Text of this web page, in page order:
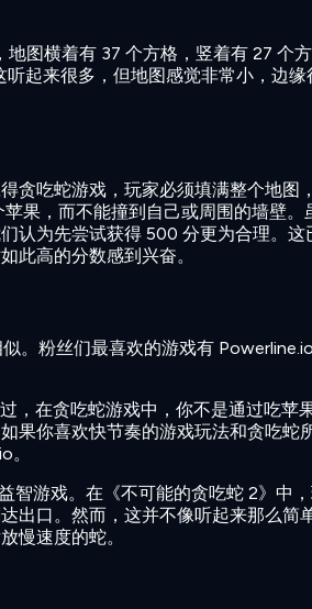
图横着有 37 个方格，竖着有 27 个方
起来很多，但地图感觉非常小，边缘
贪吃蛇游戏，玩家必须填满整个地图
果，而不能撞到自己或周围的墙壁。
认为先尝试获得 500 分更为合理。这
此高的分数感到兴奋。
。粉丝们最喜欢的游戏有
，在贪吃蛇游戏中，你不是通过吃苹
果你喜欢快节奏的游戏玩法和贪吃蛇
智游戏。在《不可能的贪吃蛇 2》中
出口。然而，这并不像听起来那么简单
慢速度的蛇。